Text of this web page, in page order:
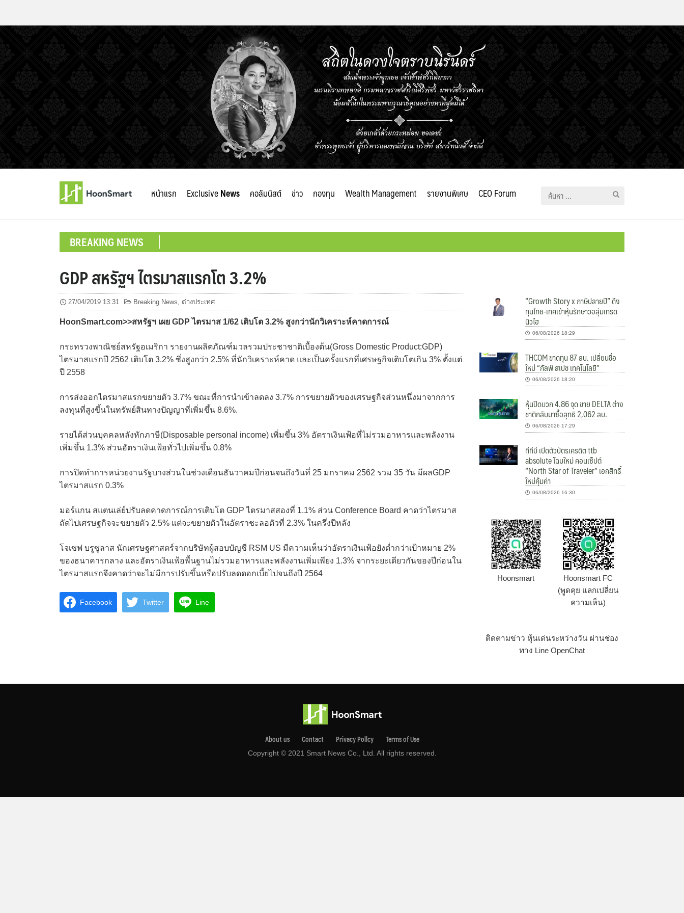
หน้าแรก ExclusiveNews คอลัมนิสต์ ข่าว กองทุน Wealth Management รายงานพิเศษ CEO Forum
ค้นหา
BREAKING NEWS
GDP สหรัฐฯ ไตรมาสแรกโต 3.2%
27/04/2019 13:31 Breaking News, ต่างประเทศ
HoonSmart.com>>สหรัฐฯ เผย GDP ไตรมาส 1/62 เติบโต 3.2% สูงกว่านักวิเคราะห์คาดการณ์
กระทรวงพาณิชย์สหรัฐอเมริกา รายงานผลิตภัณฑ์มวลรวมประชาชาติเบื้องต้น(Gross Domestic Product:GDP)
ไตรมาสแรกปี 2562 เติบโต 3.2% ซึ่งสูงกว่า 2.5% ที่นักวิเคราะห์คาด และเป็นครั้งแรกที่เศรษฐกิจเติบโตเกิน 3% ตั้งแต่
ปี 2558
การส่งออกไตรมาสแรกขยายตัว 3.7% ขณะที่การนำเข้าลดลง 3.7% การขยายตัวของเศรษฐกิจส่วนหนึ่งมาจากการ
ลงทุนที่สูงขึ้นในทรัพย์สินทางปัญญาที่เพิ่มขึ้น 8.6%.
รายได้ส่วนบุคคลหลังหักภาษี(Disposable personal income) เพิ่มขึ้น 3% อัตราเงินเฟ้อที่ไม่รวมอาหารและพลังงาน
เพิ่มขึ้น 1.3% ส่วนอัตราเงินเฟ้อทั่วไปเพิ่มขึ้น 0.8%
การปิดทำการหน่วยงานรัฐบางส่วนในช่วงเดือนธันวาคมปีก่อนจนถึงวันที่ 25 มกราคม 2562 รวม 35 วัน มีผลGDP
ไตรมาสแรก 0.3%
มอร์แกน สแตนเล่ย์ปรับลดคาดการณ์การเติบโต GDP ไตรมาสสองที่ 1.1% ส่วน Conference Board คาดว่าไตรมาส
ถัดไปเศรษฐกิจจะขยายตัว 2.5% แต่จะขยายตัวในอัตราชะลอตัวที่ 2.3% ในครึ่งปีหลัง
โจเซฟ บรูซูลาส นักเศรษฐศาสตร์จากบริษัทผู้สอบบัญชี RSM US มีความเห็นว่าอัตราเงินเฟ้อยังต่ำกว่าเป้าหมาย 2%
ของธนาคารกลาง และอัตราเงินเฟ้อพื้นฐานไม่รวมอาหารและพลังงานเพิ่มเพียง 1.3% จากระยะเดียวกันของปีก่อนใน
ไตรมาสแรกจึงคาดว่าจะไม่มีการปรับขึ้นหรือปรับลดดอกเบี้ยไปจนถึงปี 2564
Facebook Twitter Line
“Growth Story x ภาษีปลายปี” ดึง
ทุนไทย-เทศเข้าหุ้นรักษาวอลุ่มเทรด
นิวไฮ
06/08/2026 18:29
THCOM ขาดทุน 87 ลบ. เปลี่ยนชื่อ
ใหม่ “กัลฟ์ สเปช เทคโนโลยี”
06/08/2026 18:20
หุ้นปิดบวก 4.86 จุด ขาย DELTA ต่าง
ชาติกลับมาซื้อสุทธิ 2,062 ลบ.
06/08/2026 17:29
ทีทีบี เปิดตัวบัตรเครดิต ttb
absolute โฉมใหม่ คอนเซ็ปต์
“North Star of Traveler” เอกสิทธิ์
ใหม่คุ้มค่า
06/08/2026 16:30
Hoonsmart
Hoonsmart FC
(พูดคุย แลกเปลี่ยน
ความเห็น)
ติดตามข่าว หุ้นเด่นระหว่างวัน ผ่านช่อง
ทาง Line OpenChat
About us Contact Privacy Pollcy Terms of Use
Copyright © 2021 Smart News Co., Ltd. All rights reserved.